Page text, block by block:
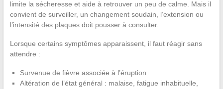
limite la sécheresse et aide à retrouver un peu de calme. Mais il
convient de surveiller, un changement soudain, l’extension ou
l’intensité des plaques doit pousser à consulter.
Lorsque certains symptômes apparaissent, il faut réagir sans
attendre :
Survenue de fièvre associée à l’éruption
Altération de l’état général : malaise, fatigue inhabituelle,